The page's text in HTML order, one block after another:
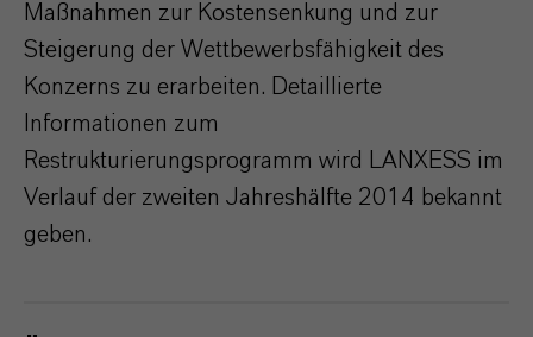
Maßnahmen zur Kostensenkung und zur
Steigerung der Wettbewerbsfähigkeit des
Konzerns zu erarbeiten. Detaillierte
Informationen zum
Restrukturierungsprogramm wird LANXESS im
Verlauf der zweiten Jahreshälfte 2014 bekannt
geben.